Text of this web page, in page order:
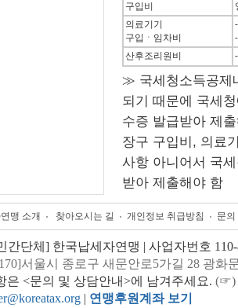
구입비
의료기기
구입ㆍ임차비
산후조리원비
≫ 국세청소득공제
되기 때문에 국세
수증 발급받아 제
장구 구입비, 의료
사항 아니어서 국
받아 제출해야 함
맹 소개 찾아오시는 길 개인정보 취급방침 문
간단체] 한국납세자연맹 | 사업자번호
서울시 종로구 새문안로5가길 28 광화
은 <문의 및 상담안내>에 남겨주세요. (☞)
| 연맹후원계좌 보기